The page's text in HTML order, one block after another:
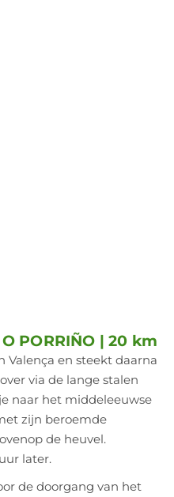
PORRIÑO | 20 km
Valença en steekt daarna
via de lange stalen
naar het middeleeuwse
zijn beroemde
de heuvel.
later.
de doorgang van het